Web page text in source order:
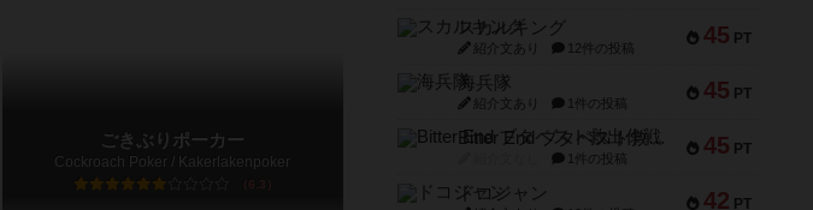
ごきぶりポーカー
Cockroach Poker / Kakerlakenpoker
6.3
45 PT
スカルキング
紹介文あり 12件の投稿
45 PT
海兵隊
紹介文あり 1件の投稿
45 PT
Bitter End ブタペスト救出作戦
1件の投稿
42 PT
ドコジャン